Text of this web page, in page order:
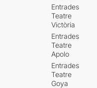
Entrades
Teatre
Victòria
Entrades
Teatre
Apolo
Entrades
Teatre
Goya